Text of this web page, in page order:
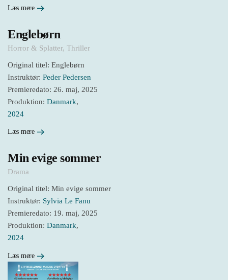
Læs mere
Englebørn
Horror & Splatter, Thriller
Original titel: Englebørn
Instruktør: Peder Pedersen
Premieredato: 26. maj, 2025
Produktion: Danmark,
2024
Læs mere
Min evige sommer
Drama
Original titel: Min evige sommer
Instruktør: Sylvia Le Fanu
Premieredato: 19. maj, 2025
Produktion: Danmark,
2024
Læs mere